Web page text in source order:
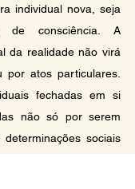
individual nova, seja
de consciência. A
da realidade não virá
por atos particulares.
fechadas em si
não só por serem
sociais